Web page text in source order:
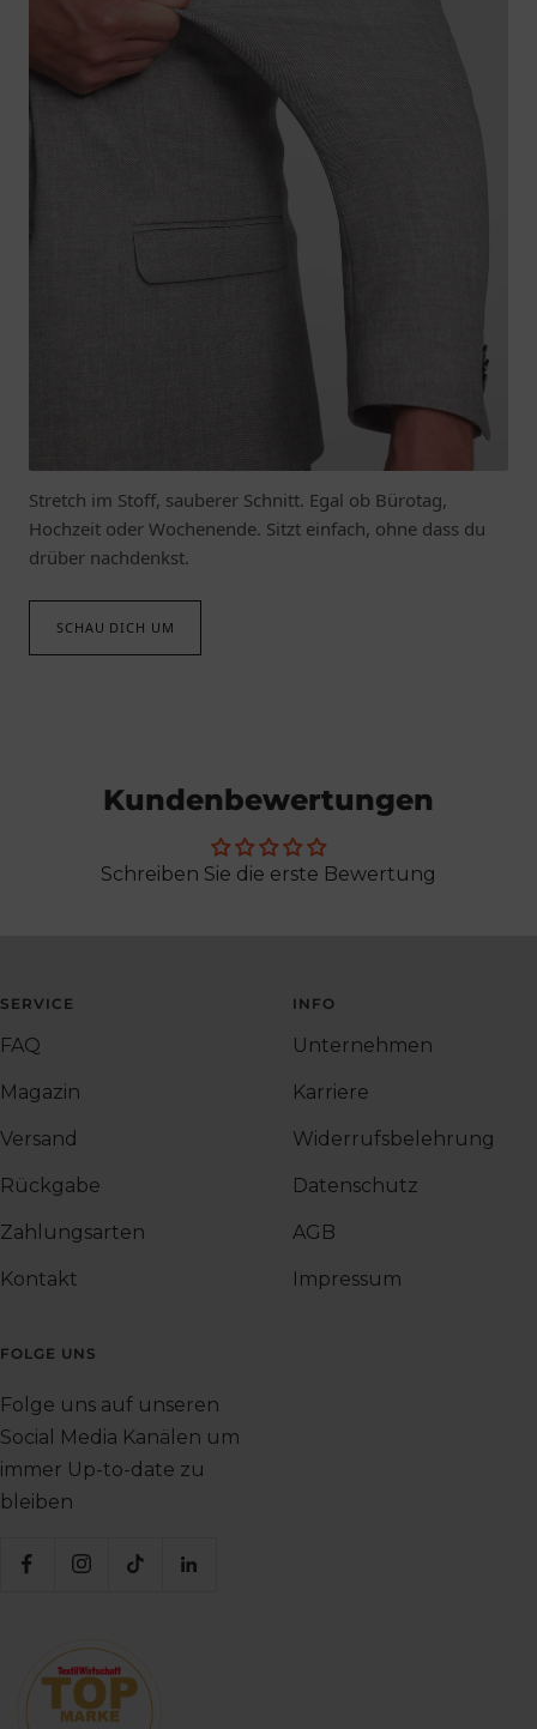
Stretch im Stoff, sauberer Schnitt. Egal ob Bürotag,
Hochzeit oder Wochenende. Sitzt einfach, ohne dass du
drüber nachdenkst.
SCHAU DICH UM
Kundenbewertungen
Schreiben Sie die erste Bewertung
SERVICE
FAQ
Magazin
Versand
Rückgabe
Zahlungsarten
Kontakt
INFO
Unternehmen
Karriere
Widerrufsbelehrung
Datenschutz
AGB
Impressum
FOLGE UNS
Folge uns auf unseren
Social Media Kanälen um
immer Up-to-date zu
bleiben